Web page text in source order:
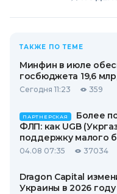
ТАКЖЕ ПО ТЕМЕ
Минфин в июле
госбюджета 19,6
Сегодня 11:23 359
ПАРТНЕРСКАЯ
Более
ФЛП: как UGB
поддержку малого
04.08 07:35 37034
Dragon Capital
Украины в 2026 году